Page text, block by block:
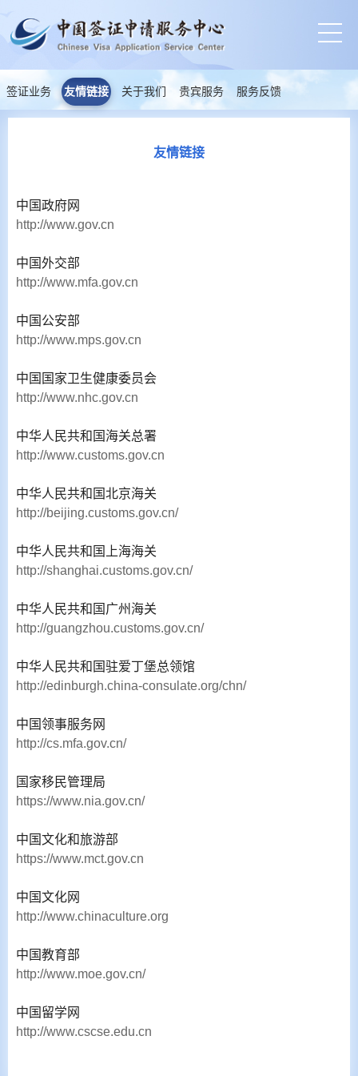
签证业务 友情链接 关于我们 贵宾服务 服务反馈
友情链接
中国政府网
http://www.gov.cn
中国外交部
http://www.mfa.gov.cn
中国公安部
http://www.mps.gov.cn
中国国家卫生健康委员会
http://www.nhc.gov.cn
中华人民共和国海关总署
http://www.customs.gov.cn
中华人民共和国北京海关
http://beijing.customs.gov.cn/
中华人民共和国上海海关
http://shanghai.customs.gov.cn/
中华人民共和国广州海关
http://guangzhou.customs.gov.cn/
中华人民共和国驻爱丁堡总领馆
http://edinburgh.china-consulate.org/chn/
中国领事服务网
http://cs.mfa.gov.cn/
国家移民管理局
https://www.nia.gov.cn/
中国文化和旅游部
https://www.mct.gov.cn
中国文化网
http://www.chinaculture.org
中国教育部
http://www.moe.gov.cn/
中国留学网
http://www.cscse.edu.cn